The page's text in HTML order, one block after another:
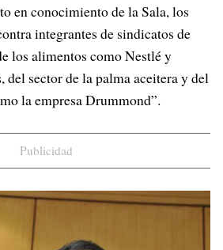
en conocimiento de la Sala, los
integrantes de sindicatos de
los alimentos como Nestlé y
del sector de la palma aceitera y del
la empresa Drummond”.
Publicidad